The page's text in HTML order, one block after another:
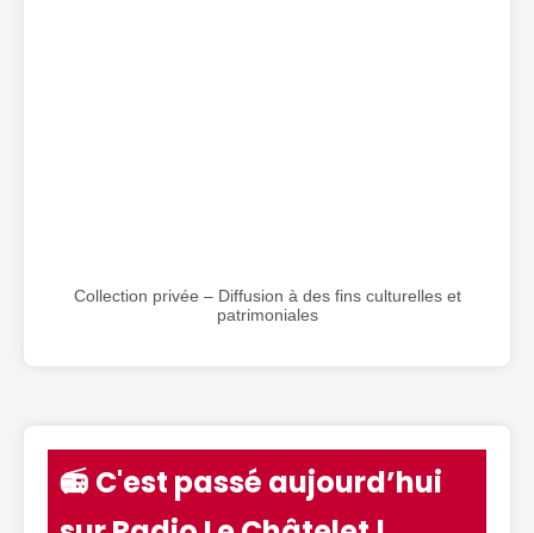
Collection privée – Diffusion à des fins culturelles et
patrimoniales
📻 C'est passé aujourd’hui